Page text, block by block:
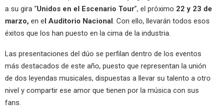
a su gira “Unidos en el Escenario Tour”, el próximo 22 y 23 de
marzo, en el Auditorio Nacional. Con ello, llevarán todos esos
éxitos que los han puesto en la cima de la industria.
Las presentaciones del dúo se perfilan dentro de los eventos
más destacados de este año, puesto que representan la unión
de dos leyendas musicales, dispuestas a llevar su talento a otro
nivel y compartir ese amor que tienen por la música con sus
fans.